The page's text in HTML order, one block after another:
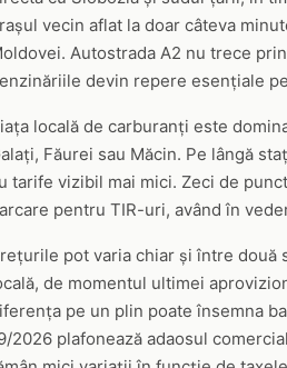
vecin aflat la doar câteva
Autostrada A2 nu trece
devin repere esențiale
locală de carburanți este
Făurei sau Măcin. Pe lângă
tarife vizibil mai mici. Zeci de
pentru TIR-uri, având în
pot varia chiar și între
de momentul ultimei
pe un plin poate însemna
2026 plafonează adaosul